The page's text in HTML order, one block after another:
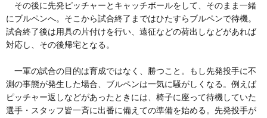
その後に先発ピッチャーとキャッチボールをして、そのまま一緒
にブルペンへ。そこから試合終了まではひたすらブルペンで待機。
試合終了後は用具の片付けを行い、遠征などの荷出しなどがあれば
対応し、その後帰宅となる。
一軍の試合の目的は育成ではなく、勝つこと。もし先発投手に不
測の事態が発生した場合、ブルペンは一気に騒がしくなる。例えば
ピッチャー返しなどがあったときには、椅子に座って待機していた
選手・スタッフ皆一斉に出番に備えての準備を始める。先発投手が